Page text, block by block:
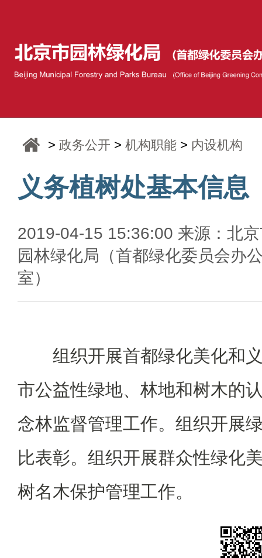
>政务公开 >机构职能 > 内设机构
义务植树处基本信息
2019-04-15 15:36:00 来源：北
园林绿化局（首都绿化委员会办
室）
组织开展首都绿化美化和义
市公益性绿地、林地和树木的
念林监督管理工作。组织开展
比表彰。组织开展群众性绿化
树名木保护管理工作。